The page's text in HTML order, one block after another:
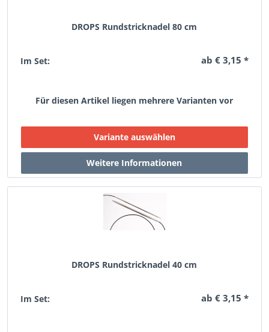
DROPS Rundstricknadel 80 cm
Im Set: ab € 3,15 *
Für diesen Artikel liegen mehrere Varianten vor
DROPS Rundstricknadel 40 cm
Im Set: ab € 3,15 *